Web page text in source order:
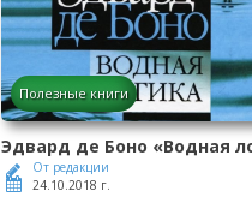
Полезные книги
Эдвард де Боно «Водная
От редакции
24.10.2018 г.